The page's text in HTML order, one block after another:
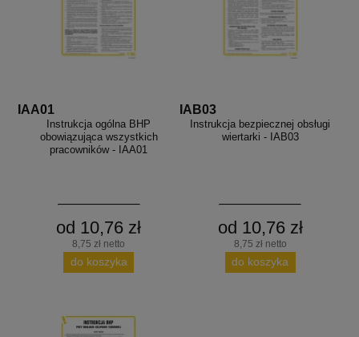
IAA01
Instrukcja ogólna BHP
obowiązująca wszystkich
pracowników - IAA01
od 10,76 zł
8,75 zł netto
do koszyka
IAB03
Instrukcja bezpiecznej obsługi
wiertarki - IAB03
od 10,76 zł
8,75 zł netto
do koszyka